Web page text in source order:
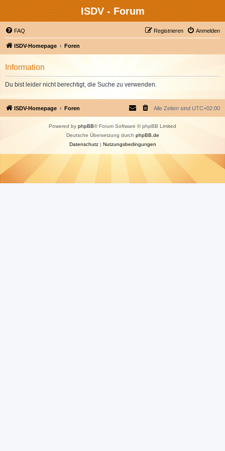
ISDV - Forum
FAQ Anmelden
Registrieren
ISDV-Homepage Foren
Information
Du bist leider nicht berechtigt, die Suche zu verwenden.
ISDV-Homepage Foren Alle Zeiten sind UTC+02:00
Powered by phpBB® Forum Software © phpBB Limited
Deutsche Übersetzung durch phpBB.de
Datenschutz| Nutzungsbedingungen